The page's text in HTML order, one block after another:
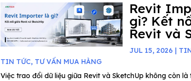
Revit
gì? Kết
Revit và
JUL 15, 2026 |
TIN TỨC, TƯ VẤN MUA HÀNG
Việc trao đổi dữ liệu giữa Revit và SketchUp không còn là